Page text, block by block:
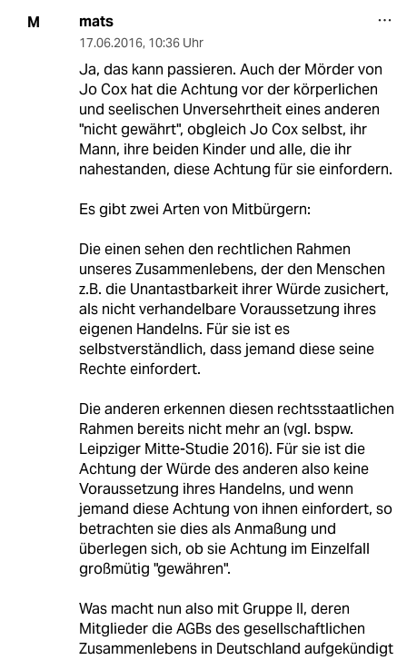
M mats
17.06.2016, 10:36 Uhr
Ja, das kann passieren. Auch der Mörder von
Jo Cox hat die Achtung vor der körperlichen
und seelischen Unversehrtheit eines anderen
"nicht gewährt", obgleich Jo Cox selbst, ihr
Mann, ihre beiden Kinder und alle, die ihr
nahestanden, diese Achtung für sie einfordern.
Es gibt zwei Arten von Mitbürgern:
Die einen sehen den rechtlichen Rahmen
unseres Zusammenlebens, der den Menschen
z.B. die Unantastbarkeit ihrer Würde zusichert,
als nicht verhandelbare Voraussetzung ihres
eigenen Handelns. Für sie ist es
selbstverständlich, dass jemand diese seine
Rechte einfordert.
Die anderen erkennen diesen rechtsstaatlichen
Rahmen bereits nicht mehr an (vgl. bspw.
Leipziger Mitte-Studie 2016). Für sie ist die
Achtung der Würde des anderen also keine
Voraussetzung ihres Handelns, und wenn
jemand diese Achtung von ihnen einfordert, so
betrachten sie dies als Anmaßung und
überlegen sich, ob sie Achtung im Einzelfall
großmütig "gewähren".
Was macht nun also mit Gruppe II, deren
Mitglieder die AGBs des gesellschaftlichen
Zusammenlebens in Deutschland aufgekündigt